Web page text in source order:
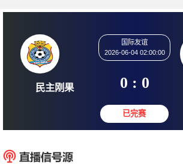
国际友谊
0 : 0